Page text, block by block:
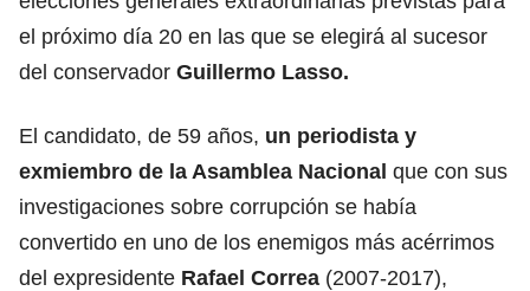
el próximo día 20 en las que se elegirá al sucesor
del conservador Guillermo Lasso.
El candidato, de 59 años, un periodista y
exmiembro de la Asamblea Nacional que con sus
investigaciones sobre corrupción se había
convertido en uno de los enemigos más acérrimos
del expresidente Rafael Correa (2007-2017),